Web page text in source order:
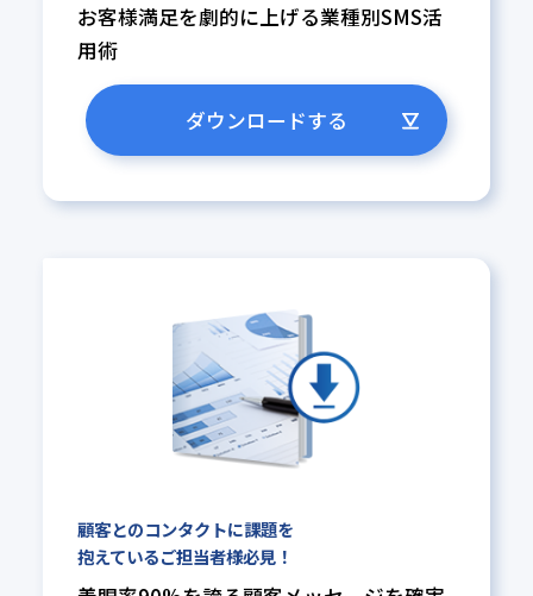
お客様満足を劇的に上げる業種別SMS活
用術
ダウンロードする
顧客とのコンタクトに課題を
抱えているご担当者様必見！